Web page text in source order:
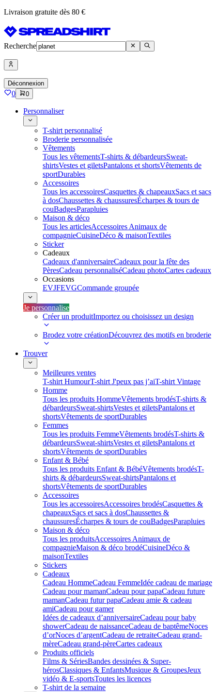
Livraison gratuite dès 80 €
Recherche
Déconnexion
0 0
Personnaliser
T-shirt personnalisé
Broderie personnalisée
Vêtements
Tous les vêtementsT-shirts & débardeursSweat-
shirtsVestes et giletsPantalons et shortsVêtements de
sportDurables
Accessoires
Tous les accessoiresCasquettes & chapeauxSacs et sacs
à dosChaussettes & chaussuresÉcharpes & tours de
couBadgesParapluies
Maison & déco
Tous les articlesAccessoires Animaux de
compagnieCuisineDéco & maisonTextiles
Sticker
Cadeaux
Cadeaux d'anniversaireCadeaux pour la fête des
PèresCadeau personnaliséCadeau photoCartes cadeaux
Occasions
EVJFEVGCommande groupée
Je personnalise
Créer un produitImportez ou choisissez un design
Brodez votre créationDécouvrez des motifs en broderie
Trouver
Meilleures ventes
T-shirt HumourT-shirt J'peux pas j’aiT-shirt Vintage
Homme
Tous les produits HommeVêtements brodésT-shirts &
débardeursSweat-shirtsVestes et giletsPantalons et
shortsVêtements de sportDurables
Femmes
Tous les produits FemmeVêtements brodésT-shirts &
débardeursSweat-shirtsVestes et giletsPantalons et
shortsVêtements de sportDurables
Enfant & Bébé
Tous les produits Enfant & BébéVêtements brodésT-
shirts & débardeursSweat-shirtsPantalons et
shortsVêtements de sportDurables
Accessoires
Tous les accessoiresAccessoires brodésCasquettes &
chapeauxSacs et sacs à dosChaussettes &
chaussuresÉcharpes & tours de couBadgesParapluies
Maison & déco
Tous les produitsAccessoires Animaux de
compagnieMaison & déco brodéCuisineDéco &
maisonTextiles
Stickers
Cadeaux
Cadeau HommeCadeau FemmeIdée cadeau de mariage​
Cadeau pour mamanCadeau pour papaCadeau future
mamanCadeau futur papaCadeau amie & cadeau
amiCadeau pour gamer
Idées de cadeaux d’anniversaireCadeau pour baby
showerCadeau de naissanceCadeau de baptêmeNoces
d’orNoces d’argentCadeau de retraiteCadeau grand-
mèreCadeau grand-pèreCartes cadeaux
Produits officiels
Films & SériesBandes dessinées & Super-
hérosClassiques & EnfantsMusique & GroupesJeux
vidéo & E-sportsToutes les licences
T-shirt de la semaine